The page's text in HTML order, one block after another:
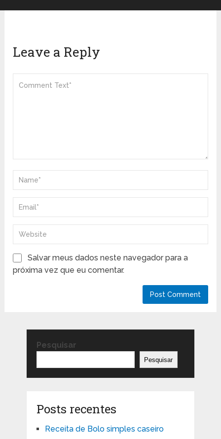
Leave a Reply
Salvar meus dados neste navegador para a
próxima vez que eu comentar.
Pesquisar
Pesquisar
Posts recentes
Receita de Bolo simples caseiro